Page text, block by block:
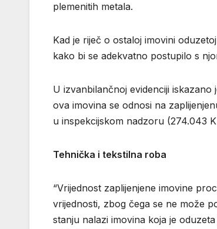
plemenitih metala.
Kad je riječ o ostaloj imovini
kako bi se adekvatno postupilo s
U izvanbilančnoj evidenciji iskazano
ova imovina se odnosi na
u inspekcijskom nadzoru (274.043
Tehnička i tekstilna roba
“Vrijednost zaplijenjene imovine
vrijednosti, zbog čega se ne može
stanju nalazi imovina koja je